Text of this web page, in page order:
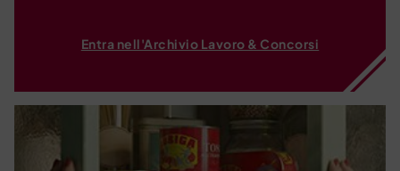
Entra nell'Archivio Lavoro & Concorsi